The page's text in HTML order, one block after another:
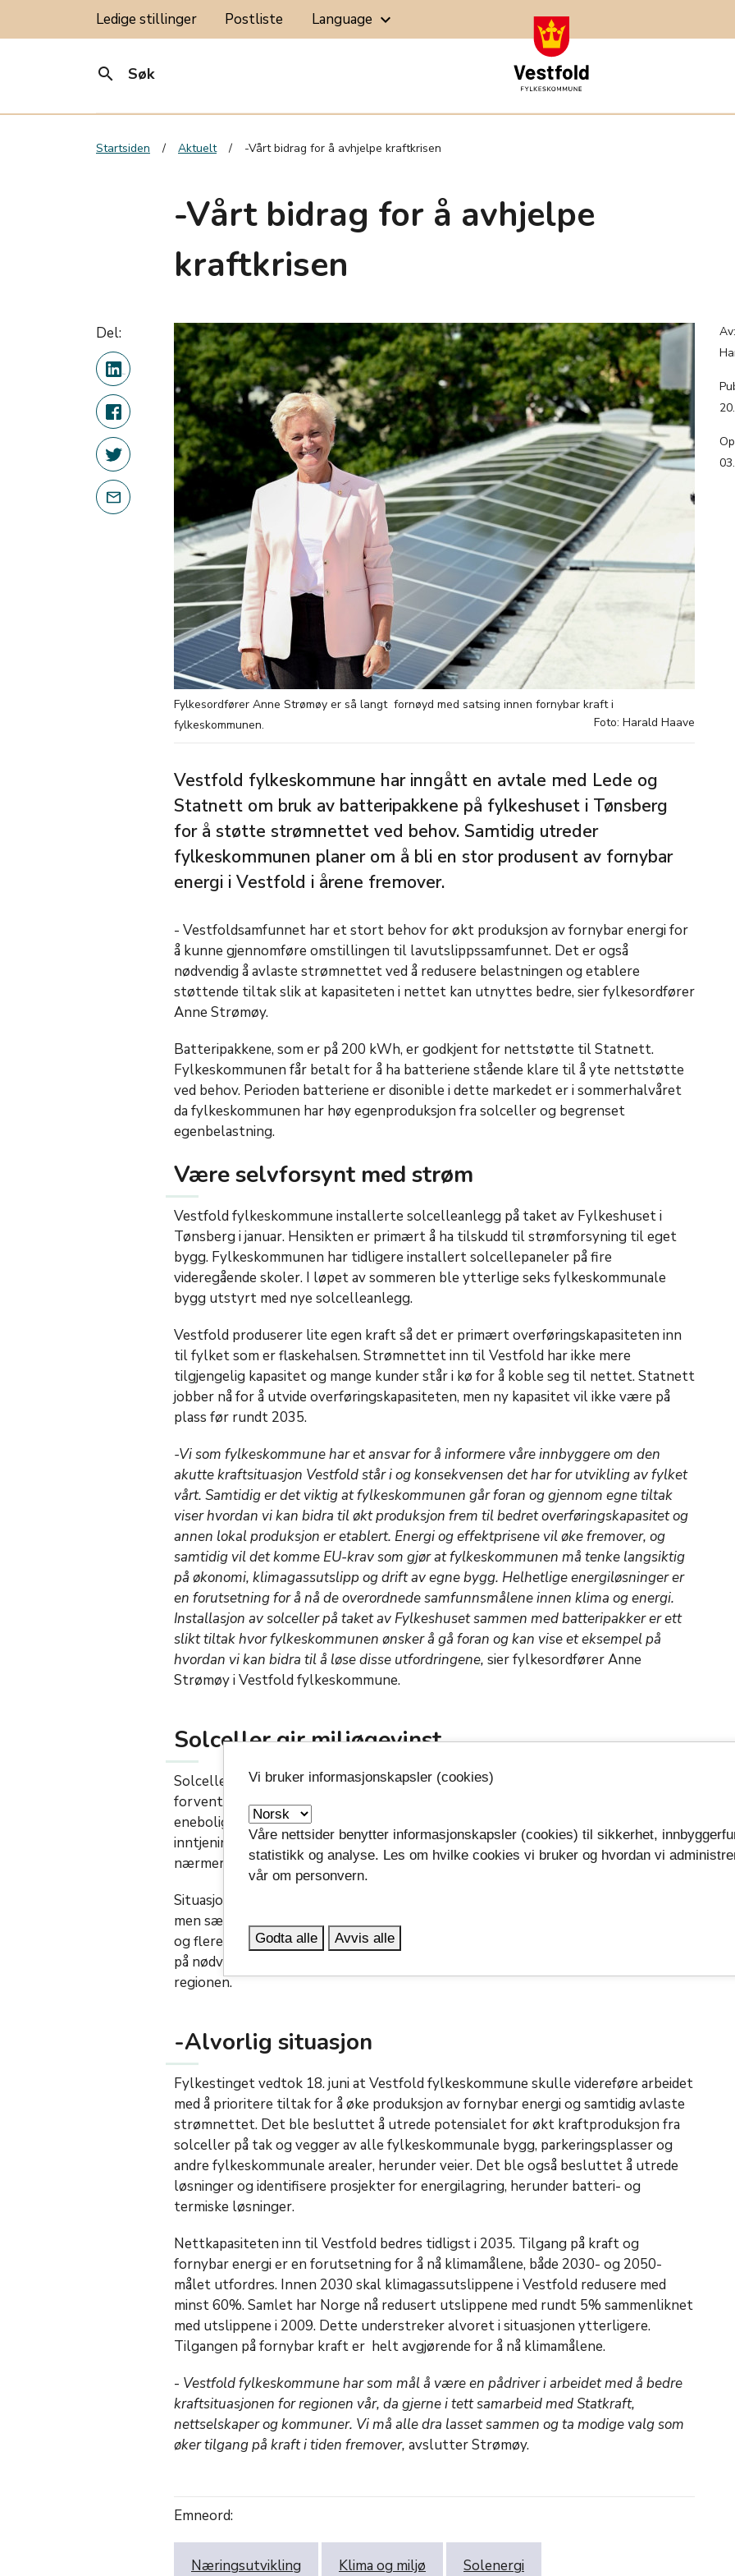
Ledige stillinger Postliste Language keyboard_arrow_down
search Søk
Startsiden Aktuelt -Vårt bidrag for å avhjelpe kraftkrisen
-Vårt bidrag for å avhjelpe
kraftkrisen
Del:
Fylkesordfører Anne Strømøy er så langt fornøyd med satsing innen fornybar kraft i
fylkeskommunen.
Foto: Harald Haave
Av:
Vestfold fylkeskommune har inngått en avtale med Lede og
Statnett om bruk av batteripakkene på fylkeshuset i Tønsberg
for å støtte strømnettet ved behov. Samtidig utreder
fylkeskommunen planer om å bli en stor produsent av fornybar
energi i Vestfold i årene fremover.
- Vestfoldsamfunnet har et stort behov for økt produksjon av fornybar energi for
å kunne gjennomføre omstillingen til lavutslippssamfunnet. Det er også
nødvendig å avlaste strømnettet ved å redusere belastningen og etablere
støttende tiltak slik at kapasiteten i nettet kan utnyttes bedre, sier fylkesordfører
Anne Strømøy.
Batteripakkene, som er på 200 kWh, er godkjent for nettstøtte til Statnett.
Fylkeskommunen får betalt for å ha batteriene stående klare til å yte nettstøtte
ved behov. Perioden batteriene er disonible i dette markedet er i sommerhalvåret
da fylkeskommunen har høy egenproduksjon fra solceller og begrenset
egenbelastning.
Være selvforsynt med strøm
Vestfold fylkeskommune installerte solcelleanlegg på taket av Fylkeshuset i
Tønsberg i januar. Hensikten er primært å ha tilskudd til strømforsyning til eget
bygg. Fylkeskommunen har tidligere installert solcellepaneler på fire
videregående skoler. I løpet av sommeren ble ytterlige seks fylkeskommunale
bygg utstyrt med nye solcelleanlegg.
Vestfold produserer lite egen kraft så det er primært overføringskapasiteten inn
til fylket som er flaskehalsen. Strømnettet inn til Vestfold har ikke mere
tilgjengelig kapasitet og mange kunder står i kø for å koble seg til nettet. Statnett
jobber nå for å utvide overføringskapasiteten, men ny kapasitet vil ikke være på
plass før rundt 2035.
-Vi som fylkeskommune har et ansvar for å informere våre innbyggere om den
akutte kraftsituasjon Vestfold står i og konsekvensen det har for utvikling av fylket
vårt. Samtidig er det viktig at fylkeskommunen går foran og gjennom egne tiltak
viser hvordan vi kan bidra til økt produksjon frem til bedret overføringskapasitet og
annen lokal produksjon er etablert. Energi og effektprisene vil øke fremover, og
samtidig vil det komme EU-krav som gjør at fylkeskommunen må tenke langsiktig
på økonomi, klimagassutslipp og drift av egne bygg. Helhetlige energiløsninger er
en forutsetning for å nå de overordnede samfunnsmålene innen klima og energi.
Installasjon av solceller på taket av Fylkeshuset sammen med batteripakker er ett
slikt tiltak hvor fylkeskommunen ønsker å gå foran og kan vise et eksempel på
hvordan vi kan bidra til å løse disse utfordringene, sier fylkesordfører Anne
Strømøy i Vestfold fylkeskommune.
Solceller gir miljøgevinst
Solcelleanlegget på taket av fylkeshuset er på nærmere 200 kvadratmeter og
forventet produksjon er ca 40 000 kWh/ år, som tilsvarer hva to vanlige
eneboliger forbruker årlig. Økonomiske beregninger viser at anlegget vil ha en
inntjeningstid på om lag 22 år. Solcelleanlegget vil få en positiv miljøgevinst etter
nærmere 7 år.
Situasjonen med mangel på kraft og nettkapasitet er utfordrende i hele Norge,
men særlig krevende i Vestfold. Flere næringsaktører har flagget ut av regionen
og flere er tvunget til å legge grønn næringsutvikling på is fordi det ikke er tilgang
på nødvendig kraft. Situasjonen truer nå eksisterende og fremtidige arbeidsplasser i
regionen.
-Alvorlig situasjon
Fylkestinget vedtok 18. juni at Vestfold fylkeskommune skulle videreføre arbeidet
med å prioritere tiltak for å øke produksjon av fornybar energi og samtidig avlaste
strømnettet. Det ble besluttet å utrede potensialet for økt kraftproduksjon fra
solceller på tak og vegger av alle fylkeskommunale bygg, parkeringsplasser og
andre fylkeskommunale arealer, herunder veier. Det ble også besluttet å utrede
løsninger og identifisere prosjekter for energilagring, herunder batteri- og
termiske løsninger.
Nettkapasiteten inn til Vestfold bedres tidligst i 2035. Tilgang på kraft og
fornybar energi er en forutsetning for å nå klimamålene, både 2030- og 2050-
målet utfordres. Innen 2030 skal klimagassutslippene i Vestfold redusere med
minst 60%. Samlet har Norge nå redusert utslippene med rundt 5% sammenliknet
med utslippene i 2009. Dette understreker alvoret i situasjonen ytterligere.
Tilgangen på fornybar kraft er helt avgjørende for å nå klimamålene.
- Vestfold fylkeskommune har som mål å være en pådriver i arbeidet med å bedre
kraftsituasjonen for regionen vår, da gjerne i tett samarbeid med Statkraft,
nettselskaper og kommuner. Vi må alle dra lasset sammen og ta modige valg som
øker tilgang på kraft i tiden fremover, avslutter Strømøy.
Emneord:
Næringsutvikling Klima og miljø Solenergi
Vi bruker informasjonskapsler (cookies)
Våre nettsider benytter informasjonskapsler (cookies) til sikkerhet,
statistikk og analyse. Les om hvilke cookies vi bruker og hvordan vi
vår om personvern.
Godta alle Avvis alle